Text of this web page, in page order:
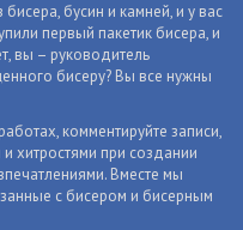
бусин и камней, и у вас
первый пакетик бисера, и
вы – руководитель
бисеру? Вы все нужны
комментируйте записи,
хитростями при создании
Вместе мы
с бисером и бисерным